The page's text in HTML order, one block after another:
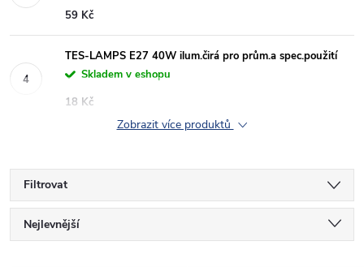
59 Kč
TES-LAMPS E27 40W ilum.čirá pro prům.a spec.použití
Skladem v eshopu
18 Kč
Zobrazit více produktů
Filtrovat
Ř
Nejlevnější